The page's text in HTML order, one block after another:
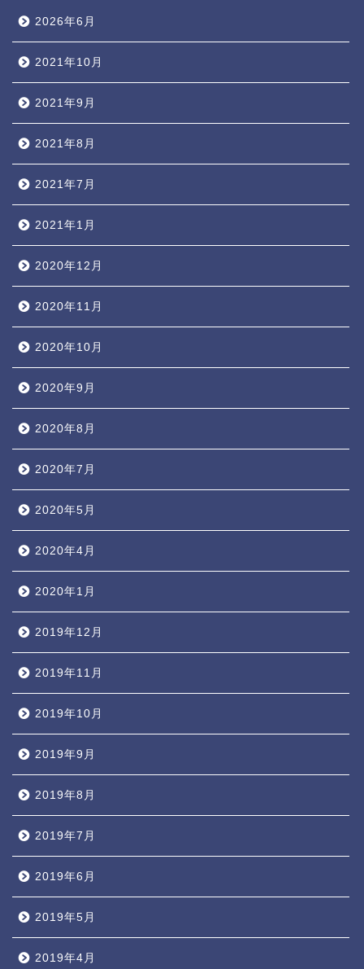
2026年6月
2021年10月
2021年9月
2021年8月
2021年7月
2021年1月
2020年12月
2020年11月
2020年10月
2020年9月
2020年8月
2020年7月
2020年5月
2020年4月
2020年1月
2019年12月
2019年11月
2019年10月
2019年9月
2019年8月
2019年7月
2019年6月
2019年5月
2019年4月